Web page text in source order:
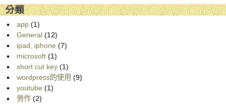
分類
app (1)
General (12)
ipad, iphone (7)
microsoft (1)
short cut key (1)
wordpress的使用 (9)
youtube (1)
勞作 (2)